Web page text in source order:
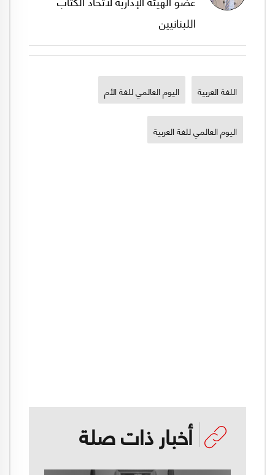
اللبنانيين
اللغة العربية اليوم العالمي للغة الأم
اليوم العالمي للغة العربية
أخبار ذات صلة